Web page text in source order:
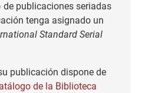
de publicaciones seriadas
tenga asignado un
Standard Serial
publicación dispone de
de la Biblioteca